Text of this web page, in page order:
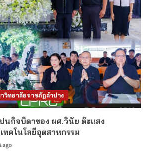
วิทยาลัยราชภัฏลำปาง
นกิจบิดาของ ผศ.วินัย ต๊ะแสง
ทคโนโลยีอุตสาหกรรม
ago